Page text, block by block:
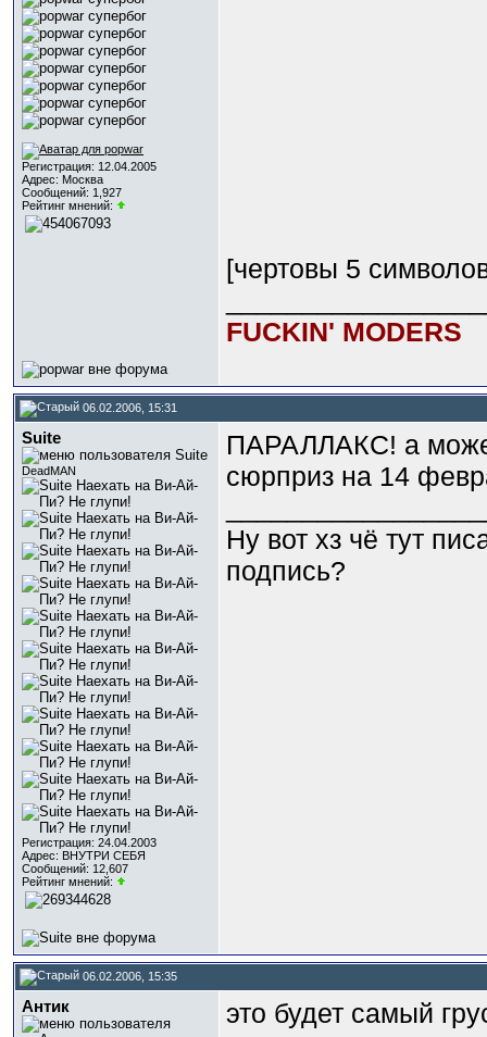
Регистрация: 12.04.2005
Адрес: Москва
Сообщений: 1,927
Рейтинг мнений:
[чертовы 5
FUCKIN' MODERS
06.02.2006, 15:31
Suite
DeadMAN
Регистрация: 24.04.2003
Адрес: ВНУТРИ СЕБЯ
Сообщений: 12,607
Рейтинг мнений:
ПАРАЛЛАКС! а
сюрприз на 14
Ну вот хз чё тут
подпись?
06.02.2006, 15:35
Антик
это будет самый